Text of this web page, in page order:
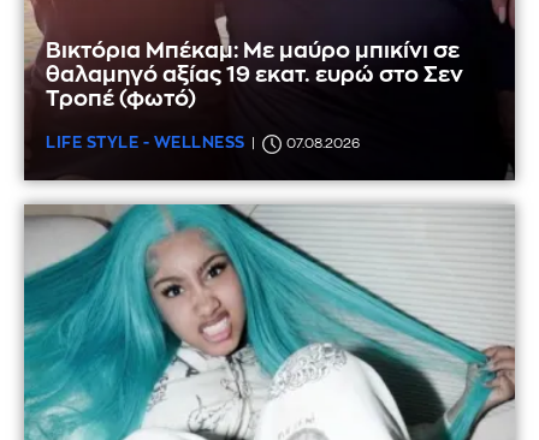
Βικτόρια Μπέκαμ: Με μαύρο μπικίνι σε
θαλαμηγό αξίας 19 εκατ. ευρώ στο Σεν
Τροπέ (φωτό)
LIFE STYLE - WELLNESS 07.08.2026